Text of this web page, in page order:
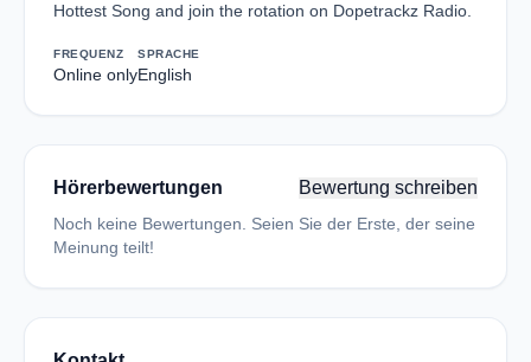
Hottest Song and join the rotation on Dopetrackz Radio.
FREQUENZ
Online only
SPRACHE
English
Hörerbewertungen Bewertung schreiben
Noch keine Bewertungen. Seien Sie der Erste, der seine
Meinung teilt!